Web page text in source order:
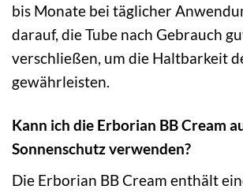
bis Monate bei täglicher
darauf, die Tube nach Gebrauch
verschließen, um die Haltbarkeit
gewährleisten.
Kann ich die Erborian BB Cream
Sonnenschutz verwenden?
Die Erborian BB Cream enthält